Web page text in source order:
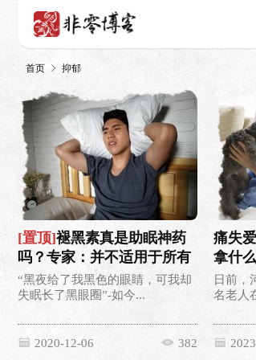
首页 抑郁
[置顶]褪黑素真是助眠神药
吗？专家：并不适用于所有
失眠
“黑夜给了我黑色的眼睛，可我却
失眠长了黑眼圈”-如今...
2020-12-06 382
痛失
拿什
日前，
名老人